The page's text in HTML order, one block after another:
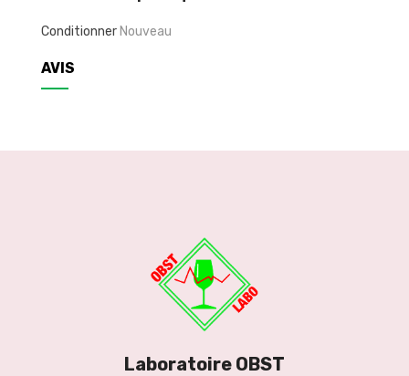
Conditionner Nouveau
AVIS
Laboratoire OBST